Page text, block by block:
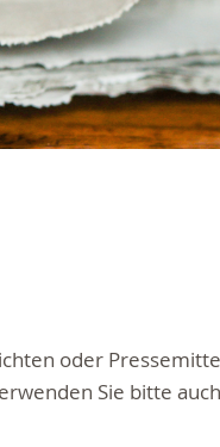
oder
Sie bitte